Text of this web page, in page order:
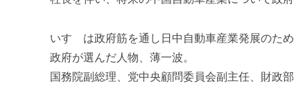
いすゞは政府筋を通し日中自動車産業発展のた
政府が選んだ人物、薄一波。
国務院副総理、党中央顧問委員会副主任、財政